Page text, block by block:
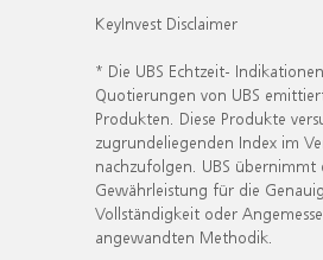
KeyInvest Disclaimer
* Die UBS Echtzeit-
Quotierungen von UBS
Produkten. Diese Produkte
zugrundeliegenden Index im
nachzufolgen. UBS übernimmt
Gewährleistung für die
Vollständigkeit oder
angewandten Methodik.